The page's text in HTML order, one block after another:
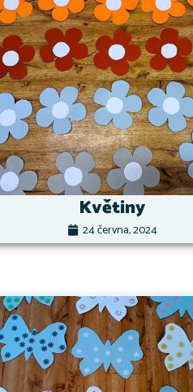
Květiny
24 června, 2024